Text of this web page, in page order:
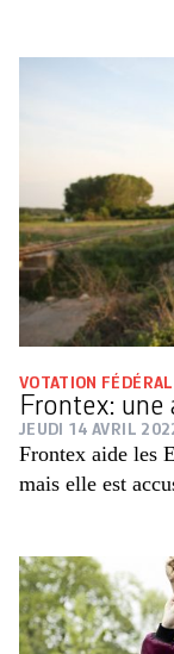
VOTATION
Frontex: une
JEUDI 14 AVRIL
Frontex aide les
mais elle est